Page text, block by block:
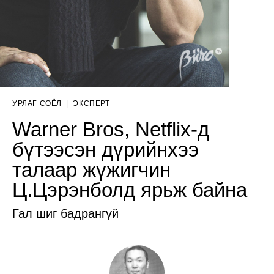
УРЛАГ СОЁЛ | ЭКСПЕРТ
Warner Bros, Netflix-д
бүтээсэн дүрийнхээ
талаар жүжигчин
Ц.Цэрэнболд ярьж байна
Гал шиг бадрангүй